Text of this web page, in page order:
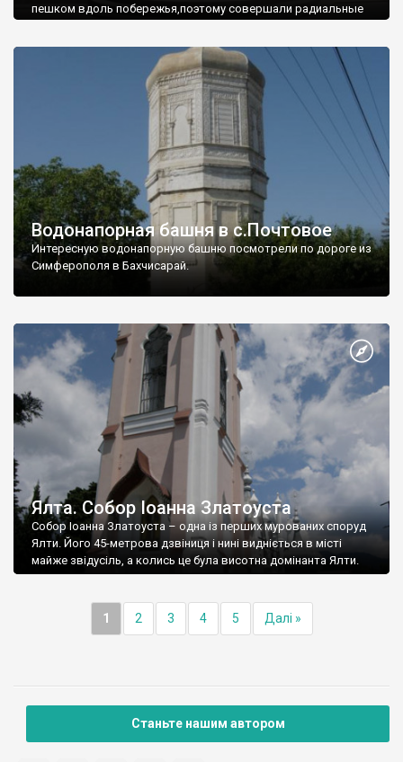
пешком вдоль побережья,поэтому совершали радиальные
Водонапорная башня в с.Почтовое
Интересную водонапорную башню посмотрели по дороге из
Симферополя в Бахчисарай.
Ялта. Собор Іоанна Златоуста
Собор Іоанна Златоуста – одна із перших мурованих споруд
Ялти. Його 45-метрова дзвіниця і нині видніється в місті
майже звідусіль, а колись це була висотна домінанта Ялти.
1 2 3 4 5 Далі »
Станьте нашим автором